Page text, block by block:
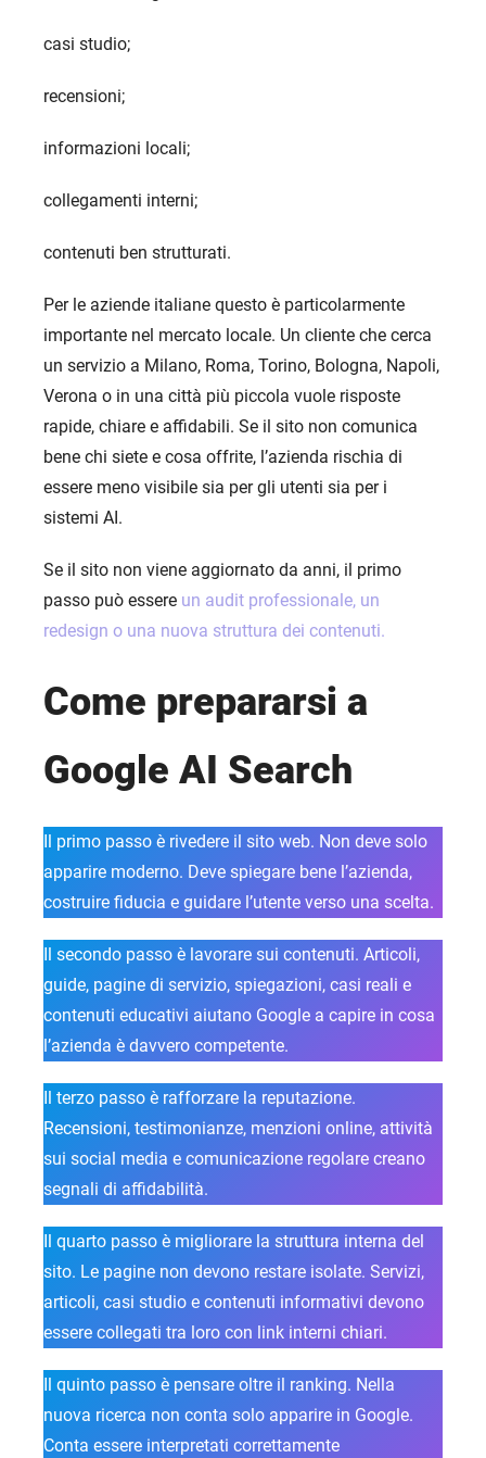
casi studio;
recensioni;
informazioni locali;
collegamenti interni;
contenuti ben strutturati.
Per le aziende italiane questo è particolarmente
importante nel mercato locale. Un cliente che cerca
un servizio a Milano, Roma, Torino, Bologna, Napoli,
Verona o in una città più piccola vuole risposte
rapide, chiare e affidabili. Se il sito non comunica
bene chi siete e cosa offrite, l’azienda rischia di
essere meno visibile sia per gli utenti sia per i
sistemi AI.
Se il sito non viene aggiornato da anni, il primo
passo può essere un audit professionale, un
redesign o una nuova struttura dei contenuti.
Come prepararsi a
Google AI Search
Il primo passo è rivedere il sito web. Non deve solo
apparire moderno. Deve spiegare bene l’azienda,
costruire fiducia e guidare l’utente verso una scelta.
Il secondo passo è lavorare sui contenuti. Articoli,
guide, pagine di servizio, spiegazioni, casi reali e
contenuti educativi aiutano Google a capire in cosa
l’azienda è davvero competente.
Il terzo passo è rafforzare la reputazione.
Recensioni, testimonianze, menzioni online, attività
sui social media e comunicazione regolare creano
segnali di affidabilità.
Il quarto passo è migliorare la struttura interna del
sito. Le pagine non devono restare isolate. Servizi,
articoli, casi studio e contenuti informativi devono
essere collegati tra loro con link interni chiari.
Il quinto passo è pensare oltre il ranking. Nella
nuova ricerca non conta solo apparire in Google.
Conta essere interpretati correttamente
HOME
SERVIZI
RIGUARDO A NOI
BRIEFS
CONTATTI